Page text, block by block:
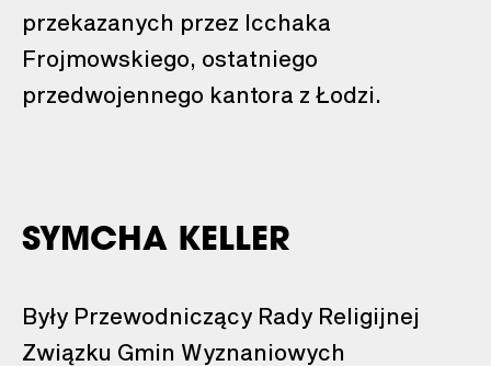
przekazanych przez Icchaka
Frojmowskiego, ostatniego
przedwojennego kantora z Łodzi.
SYMCHA KELLER
Były Przewodniczący Rady Religijnej
Związku Gmin Wyznaniowych